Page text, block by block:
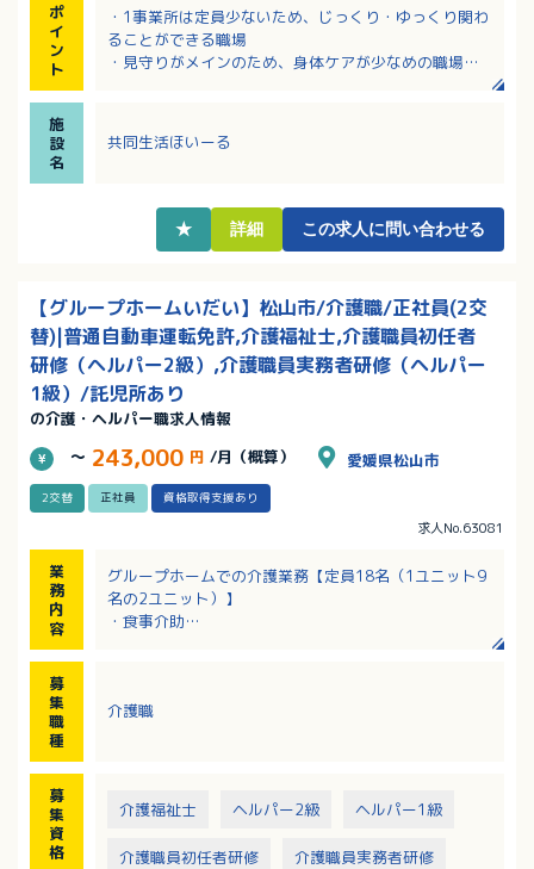
ポ
イ
ン
ト
・1事業所は定員少ないため、じっくり・ゆっくり関わ
ることができる職場
・見守りがメインのため、身体ケアが少なめの職場
・各種手当も充実の職場、業界未経験の方も多数活躍
中
施
設
名
共同生活ほいーる
★ 詳細 この求人に問い合わせる
【グループホームいだい】松山市/介護職/正社員(2交
替)|普通自動車運転免許,介護福祉士,介護職員初任者
研修（ヘルパー2級）,介護職員実務者研修（ヘルパー
1級）/託児所あり
の介護・ヘルパー職求人情報
～ 243,000 円 /月（概算） 愛媛県松山市
2交替 正社員 資格取得支援あり
求人No.63081
業
務
内
容
グループホームでの介護業務【定員18名（1ユニット9
名の2ユニット）】
・食事介助
・レクリエーションの実施など
募
集
職
種
介護職
募
集
資
格
介護福祉士 ヘルパー2級 ヘルパー1級
介護職員初任者研修 介護職員実務者研修